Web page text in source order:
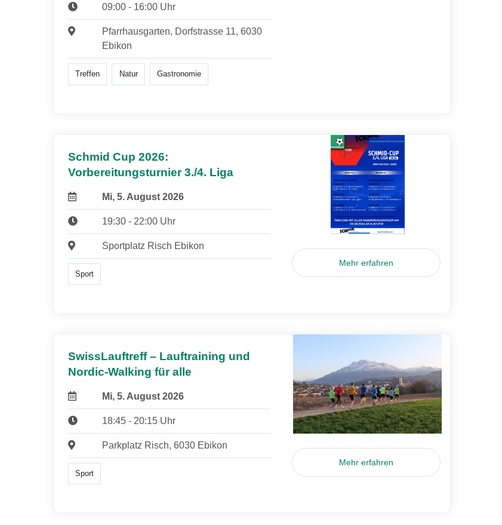
09:00 - 16:00 Uhr
Pfarrhausgarten, Dorfstrasse 11, 6030
Ebikon
Treffen Natur Gastronomie
Schmid Cup 2026:
Vorbereitungsturnier 3./4. Liga
Mi, 5. August 2026
19:30 - 22:00 Uhr
Sportplatz Risch Ebikon
Sport
Mehr erfahren
SwissLauftreff – Lauftraining und
Nordic-Walking für alle
Mi, 5. August 2026
18:45 - 20:15 Uhr
Parkplatz Risch, 6030 Ebikon
Sport
Mehr erfahren